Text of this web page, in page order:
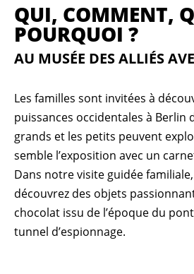
QUI, COM­MENT,
POUR­QUOI ?
AU MU­SÉE DES AL­LIÉS
Les familles sont invitées à
puissances occidentales à Berlin
grands et les petits peuvent
semble l’exposition avec un
Dans notre visite guidée
découvrez des objets
chocolat issu de l’époque du
tunnel d’espionnage.